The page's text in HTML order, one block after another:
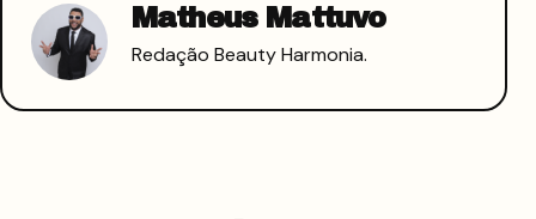
Matheus Mattuvo
Redação Beauty Harmonia.